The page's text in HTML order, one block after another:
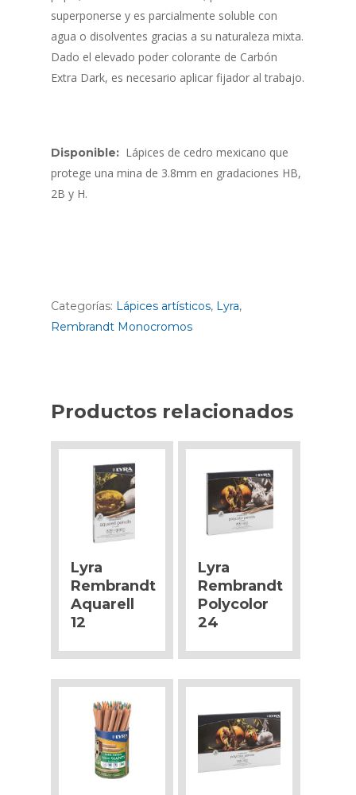
superponerse y es parcialmente soluble con
agua o disolventes gracias a su naturaleza mixta.
Dado el elevado poder colorante de Carbón
Extra Dark, es necesario aplicar fijador al trabajo.
Disponible: Lápices de cedro mexicano que
protege una mina de 3.8mm en gradaciones HB,
2B y H.
Categorías: Lápices artísticos, Lyra,
Rembrandt Monocromos
Productos relacionados
Lyra
Rembrandt
Aquarell
12
Lyra
Rembrandt
Polycolor
24